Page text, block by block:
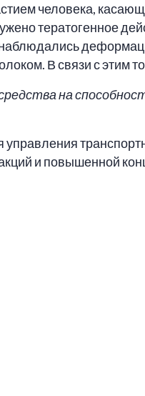
человека,
тератогенное
В связи с этим
на
управления
и повышенной